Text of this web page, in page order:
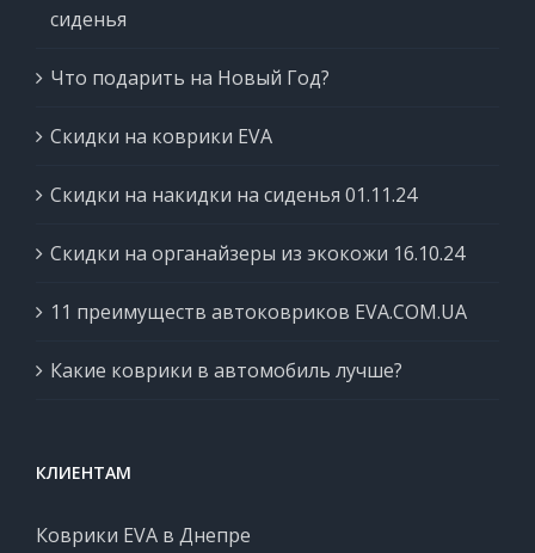
сиденья
Что подарить на Новый Год?
Скидки на коврики EVA
Скидки на накидки на сиденья 01.11.24
Скидки на органайзеры из экокожи 16.10.24
11 преимуществ автоковриков EVA.COM.UA
Какие коврики в автомобиль лучше?
КЛИЕНТАМ
Коврики EVA в Днепре